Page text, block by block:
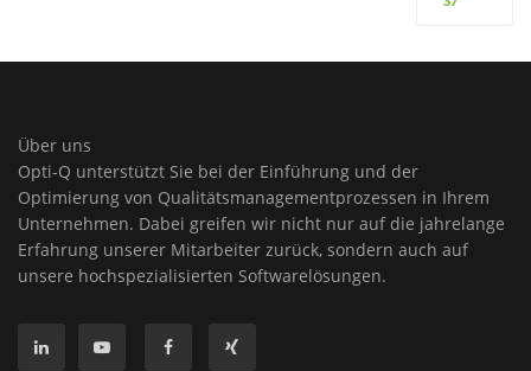
Über uns
Opti-Q unterstützt Sie bei der Einführung und der
Optimierung von Qualitätsmanagementprozessen in Ihrem
Unternehmen. Dabei greifen wir nicht nur auf die jahrelange
Erfahrung unserer Mitarbeiter zurück, sondern auch auf
unsere hochspezialisierten Softwarelösungen.